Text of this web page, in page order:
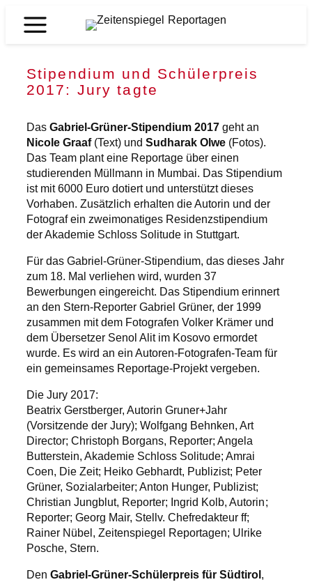
Inhalt
Zeitenspiegel
Stipendium und Schülerpreis
2017: Jury tagte
DasGabriel-Grüner-Stipendium 2017 geht an
Nicole Graaf(Text) undSudharak Olwe (Fotos).
Das Team plant eine Reportage über einen
studierenden Müllmann in Mumbai. Das Stipendium
ist mit 6000 Euro dotiert und unterstützt dieses
Vorhaben. Zusätzlich erhalten die Autorin und der
Fotograf ein zweimonatiges Residenzstipendium
der Akademie Schloss Solitude in Stuttgart.
Für das Gabriel-Grüner-Stipendium, das dieses Jahr
zum 18. Mal verliehen wird, wurden 37
Bewerbungen eingereicht. Das Stipendium erinnert
an den Stern-Reporter Gabriel Grüner, der 1999
zusammen mit dem Fotografen Volker Krämer und
dem Übersetzer Senol Alit im Kosovo ermordet
wurde. Es wird an ein Autoren-Fotografen-Team für
ein gemeinsames Reportage-Projekt vergeben.
Die Jury 2017:
Beatrix Gerstberger, Autorin Gruner+Jahr
(Vorsitzende der Jury); Wolfgang Behnken, Art
Director; Christoph Borgans, Reporter; Angela
Butterstein, Akademie Schloss Solitude; Amrai
Coen, Die Zeit; Heiko Gebhardt, Publizist; Peter
Grüner, Sozialarbeiter; Anton Hunger, Publizist;
Christian Jungblut, Reporter; Ingrid Kolb, Autorin;
Reporter; Georg Mair, Stellv. Chefredakteur ff;
Rainer Nübel, Zeitenspiegel Reportagen; Ulrike
Posche, Stern.
DenGabriel-Grüner-Schülerpreis für Südtirol ,